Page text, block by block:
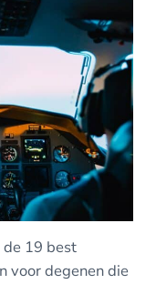
de 19 best
voor degenen die